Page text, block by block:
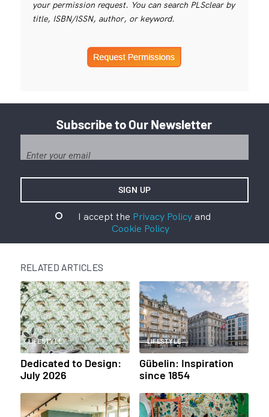
your permission request. You can search PLSclear by
title, ISBN/ISSN, author, or keyword.
Subscribe to Our Newsletter
I accept the Privacy Policyand
Cookie Policy
RELATED ARTICLES
LIFESTYLE
Dedicated to Design:
July 2026
LIFESTYLE
Gübelin: Inspiration
since 1854